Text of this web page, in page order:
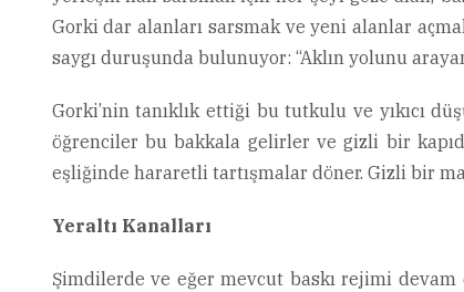
Gorki dar alanları sarsmak ve yeni alanlar
saygı duruşunda bulunuyor: “Aklın yolunu
Gorki’nin tanıklık ettiği bu tutkulu ve yıkıcı
öğrenciler bu bakkala gelirler ve gizli bir
eşliğinde hararetli tartışmalar döner. Gizli bir
Yeraltı Kanalları
Şimdilerde ve eğer mevcut baskı rejimi